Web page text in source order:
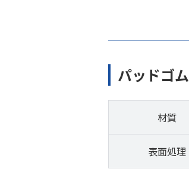
パッドゴム
材質
表面処理